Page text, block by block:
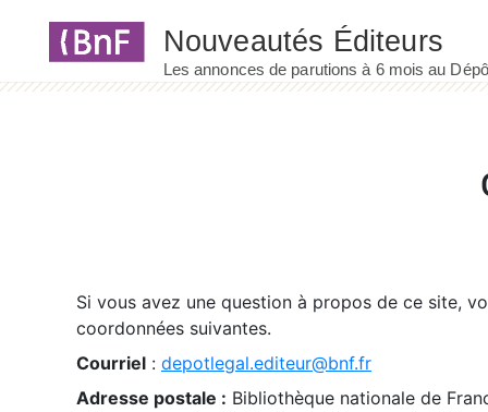
Si vous avez une question à propos de ce site,
coordonnées suivantes.
Courriel : depotlegal.editeur@bnf.fr
Adresse postale : Bibliothèque nationale de